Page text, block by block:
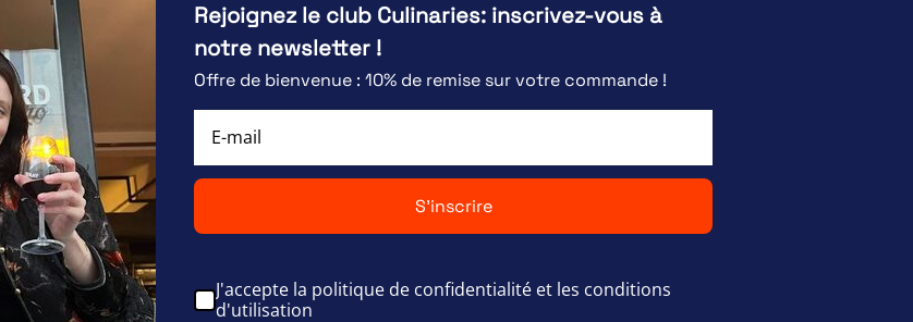
Rejoignez le club Culinaries: inscrivez-vous à
notre newsletter !
Offre de bienvenue : 10% de remise sur votre commande !
S'inscrire
J'accepte la politique de confidentialité et les conditions
d'utilisation